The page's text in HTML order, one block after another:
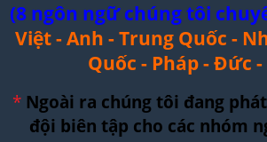
(8 ngôn ngữ chúng tôi
Việt - Anh - Trung Quốc -
Quốc - Pháp - Đức -
* Ngoài ra chúng tôi đang
đội biên tập cho các nhóm